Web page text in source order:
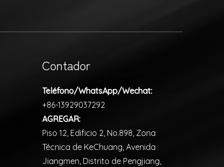
Contador
Teléfono/WhatsApp/Wechat:
+86-13929037292
AGREGAR:
Piso 12, Edificio 2, No.898, Zona
Técnica de KeChuang, Avenida
Jiangmen, Distrito de Pengjiang,